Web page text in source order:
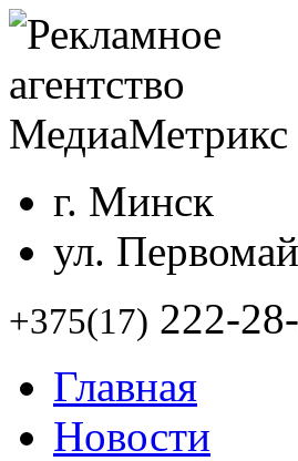
г. Минск
ул.
+375(17) 222-
Главная
Новости